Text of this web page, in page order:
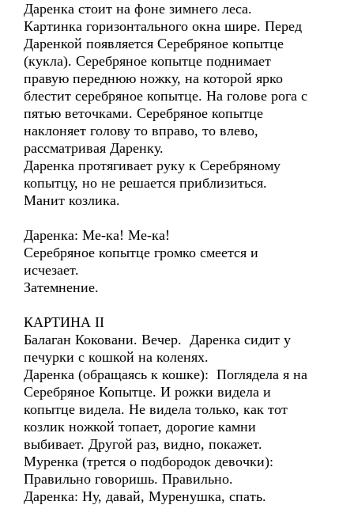
Даренка стоит на фоне зимнего леса.
Картинка горизонтального окна шире. Перед
Даренкой появляется Серебряное копытце
(кукла). Серебряное копытце поднимает
правую переднюю ножку, на которой ярко
блестит серебряное копытце. На голове рога с
пятью веточками. Серебряное копытце
наклоняет голову то вправо, то влево,
рассматривая Даренку.
Даренка протягивает руку к Серебряному
копытцу, но не решается приблизиться.
Манит козлика.
Даренка: Ме-ка! Ме-ка!
Серебряное копытце громко смеется и
исчезает.
Затемнение.
КАРТИНА II
Балаган Коковани. Вечер. Даренка сидит у
печурки с кошкой на коленях.
Даренка (обращаясь к кошке): Поглядела я на
Серебряное Копытце. И рожки видела и
копытце видела. Не видела только, как тот
козлик ножкой топает, дорогие камни
выбивает. Другой раз, видно, покажет.
Муренка (трется о подбородок девочки):
Правильно говоришь. Правильно.
Даренка: Ну, давай, Муренушка, спать.